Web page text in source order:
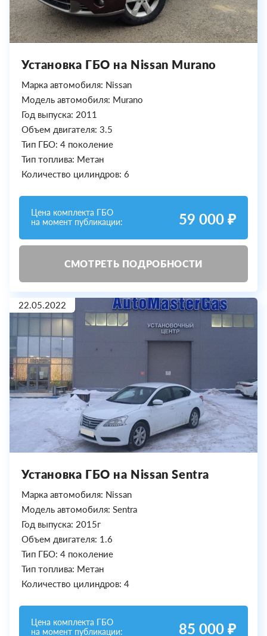
Установка ГБО на Nissan Murano
Марка автомобиля: Nissan
Модель автомобиля: Murano
Год выпуска: 2011
Объем двигателя: 3.5
Тип ГБО: 4 поколение
Тип топлива: Метан
Количество цилиндров: 6
Цена комплекта ГБО
на момент публикации:
59 000 ₽
СМОТРЕТЬ ПОДРОБНОСТИ
22.05.2022
Установка ГБО на Nissan Sentra
Марка автомобиля: Nissan
Модель автомобиля: Sentra
Год выпуска: 2015г
Объем двигателя: 1.6
Тип ГБО: 4 поколение
Тип топлива: Метан
Количество цилиндров: 4
Цена комплекта ГБО
на момент публикации:
85 000 ₽